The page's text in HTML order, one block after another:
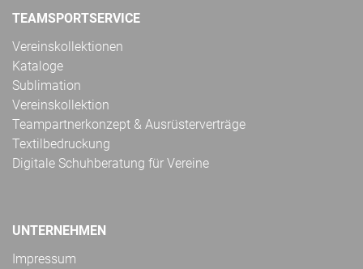
TEAMSPORTSERVICE
Vereinskollektionen
Kataloge
Sublimation
Vereinskollektion
Teampartnerkonzept & Ausrüsterverträge
Textilbedruckung
Digitale Schuhberatung für Vereine
UNTERNEHMEN
Impressum